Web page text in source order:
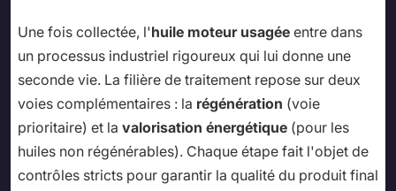
Une fois collectée, l'huile moteur usagée entre dans
un processus industriel rigoureux qui lui donne une
seconde vie. La filière de traitement repose sur deux
voies complémentaires : la régénération (voie
prioritaire) et la valorisation énergétique (pour les
huiles non régénérables). Chaque étape fait l'objet de
contrôles stricts pour garantir la qualité du produit final